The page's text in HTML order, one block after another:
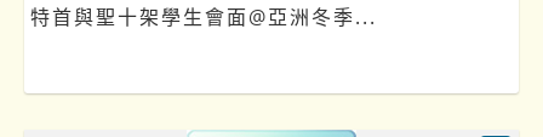
特首與聖十架學生會面@亞洲冬季...